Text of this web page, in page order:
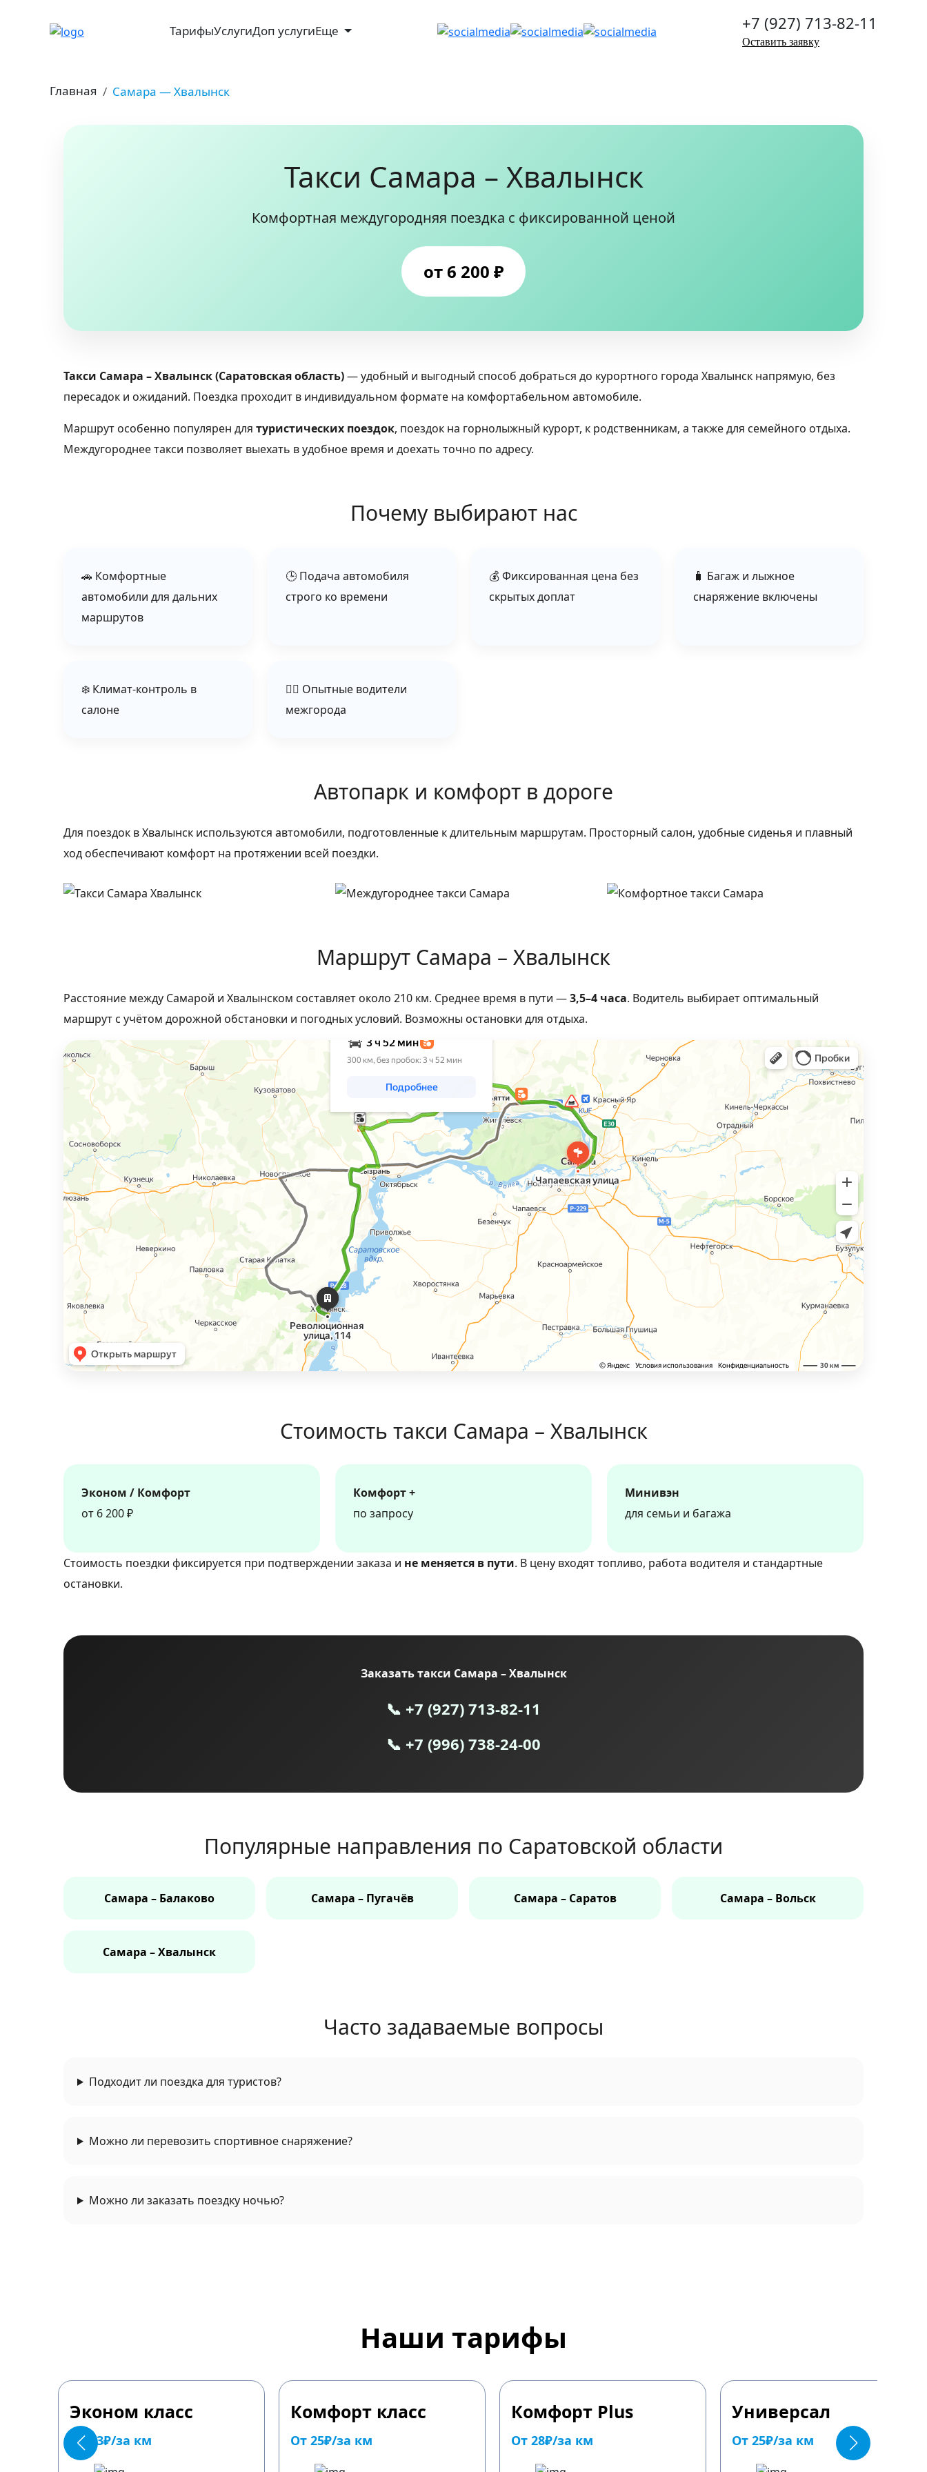
ТарифыУслугиДоп услугиЕще +7 (927) 713-82-11
Оставить заявку
Главная Самара — Хвалынск
Такси Самара – Хвалынск
Комфортная междугородняя поездка с фиксированной ценой
от 6 200 ₽
Такси Самара – Хвалынск (Саратовская область)— удобный и выгодный способ добраться до курортного города Хвалынск напрямую, без
пересадок и ожиданий. Поездка проходит в индивидуальном формате на комфортабельном автомобиле.
Маршрут особенно популярен для туристических поездок, поездок на горнолыжный курорт, к родственникам, а также для семейного отдыха.
Междугороднее такси позволяет выехать в удобное время и доехать точно по адресу.
Почему выбирают нас
🚗 Комфортные
автомобили для дальних
маршрутов
🕒 Подача автомобиля
строго ко времени
💰 Фиксированная цена без
скрытых доплат
🧳 Багаж и лыжное
снаряжение включены
❄️ Климат‑контроль в
салоне
👨‍✈️ Опытные водители
межгорода
Автопарк и комфорт в дороге
Для поездок в Хвалынск используются автомобили, подготовленные к длительным маршрутам. Просторный салон, удобные сиденья и плавный
ход обеспечивают комфорт на протяжении всей поездки.
Маршрут Самара – Хвалынск
Расстояние между Самарой и Хвалынском составляет около 210 км. Среднее время в пути —3,5–4 часа. Водитель выбирает оптимальный
маршрут с учётом дорожной обстановки и погодных условий. Возможны остановки для отдыха.
Стоимость такси Самара – Хвалынск
Эконом / Комфорт
от 6 200 ₽
Комфорт +
по запросу
Минивэн
для семьи и багажа
Стоимость поездки фиксируется при подтверждении заказа и не меняется в пути. В цену входят топливо, работа водителя и стандартные
остановки.
Заказать такси Самара – Хвалынск
📞 +7 (927) 713‑82‑11
📞 +7 (996) 738‑24‑00
Популярные направления по Саратовской области
Самара – Балаково Самара – Пугачёв Самара – Саратов Самара – Вольск
Самара – Хвалынск
Часто задаваемые вопросы
Подходит ли поездка для туристов?
Можно ли перевозить спортивное снаряжение?
Можно ли заказать поездку ночью?
Наши тарифы
Эконом класс
От 23₽/за км
Комфорт класс
От 25₽/за км
Комфорт Plus
От 28₽/за км
Универсал
От 25₽/за км